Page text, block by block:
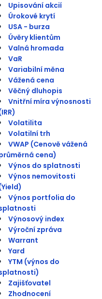
Upisování akcií
Úrokové krytí
USA - burza
Úvěry klientům
Valná hromada
VaR
Variabilní měna
Vážená cena
Věčný dluhopis
Vnitřní míra výnosnosti
Volatilita
Volatilní trh
VWAP (Cenově vážená
cena)
Výnos do splatnosti
Výnos nemovitosti
Výnos portfolia do
Výnosový index
Výroční zpráva
Warrant
Yard
YTM (výnos do
Zajišťovatel
Zhodnocení